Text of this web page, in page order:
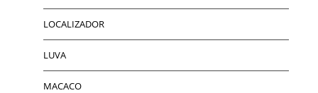
LOCALIZADOR
LUVA
MACACO